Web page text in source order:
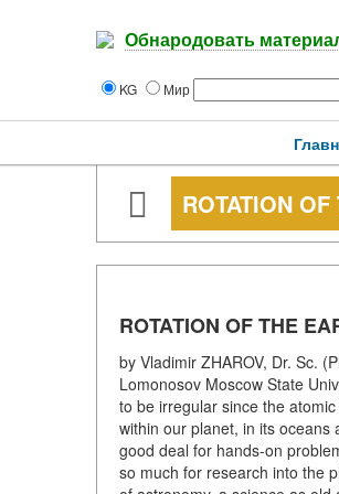
Обнародовать
KG Мир
ROTATION
ROTATION OF THE
by Vladimir ZHAROV, Dr. Sc.
Lomonosov Moscow State
to be irregular since the
within our planet, in its
good deal for hands-on
so much for research into the